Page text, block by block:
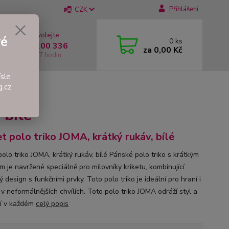
CZK Přihlášení
si rady? Zavolejte.
737 200 336
Pátek: 8 - 17 hodin
0 ks
za 0,00 Kč
bílé
bílé
polo triko JOMA, krátký rukáv, bílé
triko JOMA, krátký rukáv, bílé Pánské polo triko s krátkým
je navržené speciálně pro milovníky kriketu, kombinující
design s funkčními prvky. Toto polo triko je ideální pro hraní i
neformálnějších chvílích. Toto polo triko JOMA odráží styl a
v každém celý popis